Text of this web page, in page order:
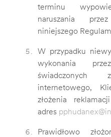
terminu
naruszania
niniejszego
W przypadku
wykonania
internetowego,
złożenia
adres
Prawidłowo